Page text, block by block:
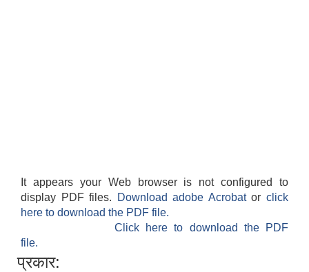
It appears your Web browser is not configured to
display PDF files.
Download adobe Acrobatorclick
here to download the PDF file.
Click here to download the PDF
file.
प्रकार: